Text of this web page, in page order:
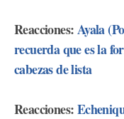
Reacciones:Ayala
recuerda que es la
cabezas de lista
Reacciones: